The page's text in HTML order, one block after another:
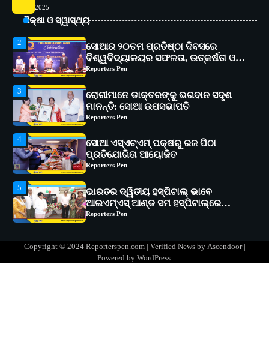
2025
ଶିକ୍ଷା ଓ ସ୍ୱାସ୍ଥ୍ୟଅଗ୍ରଗତିର ସ୍ମୃତିଚାରଣ
Reporters Pen
3
ରୋଗୀମାନେ ଡାକ୍ତରଙ୍କୁ ଭଗବାନ ସଦୃଶ
ମାନନ୍ତି: ସୋଆ ଉପସଭାପତି
Reporters Pen
4
ସୋଆ ଏସ୍‌ଏଚ୍‌ଏମ୍ ପକ୍ଷରୁ ରଜ ପିଠା
ପ୍ରତିଯୋଗିତା ଆୟୋଜିତ
Reporters Pen
5
ଭାରତର ଦ୍ୱିତୀୟ ହସ୍ପିଟାଲ୍ ଭାବେ
ଆଇଏମ୍‌ଏସ୍ ଆଣ୍ଡ ସମ ହସ୍ପିଟାଲ୍‌ରେ
ଅତ୍ୟାଧୁନିକ ଡିଜିସ୍କାନର ସ୍ଥାପନ
Reporters Pen
1
ସୋଆ ପକ୍ଷରୁ ରାୱେ କାର୍ଯ୍ୟକ୍ରମ ଅଧୀନରେ
୧୧ଟି ଗ୍ରାମରେ ୧୬ଟି କୃଷକ ପ୍ରଶିକ୍ଷଣ
କାର୍ଯ୍ୟକ୍ରମ ଆୟୋଜିତ
Reporters Pen
ବିଶ୍ୱବିଦ୍ୟାଳୟର ସଫଳତା, ଉତ୍କର୍ଷତା ଓ
ଅଗ୍ରଗତିର ସ୍ମୃତିଚାରଣ
Reporters Pen
Copyright © 2024 Reporterspen.com | Verified News by Ascendoor|
Powered by WordPress.